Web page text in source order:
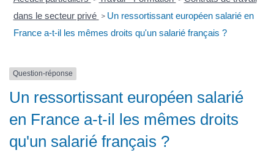
dans le secteur privé > Un ressortissant européen salarié en
France a-t-il les mêmes droits qu'un salarié français ?
Question-réponse
Un ressortissant européen salarié
en France a-t-il les mêmes droits
qu'un salarié français ?